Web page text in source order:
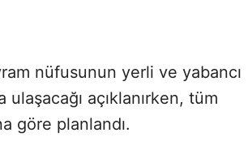
nüfusunun yerli ve yabancı
açıklanırken, tüm
göre planlandı.